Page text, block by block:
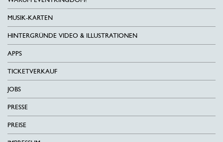
MUSIK-KARTEN
HINTERGRÜNDE VIDEO & ILLUSTRATIONEN
APPS
TICKETVERKAUF
JOBS
PRESSE
PREISE